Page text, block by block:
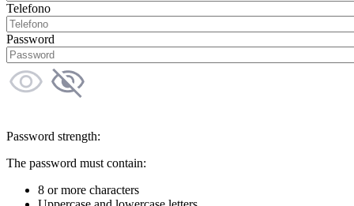
Telefono
Password
Password strength:
The password must contain:
8 or more characters